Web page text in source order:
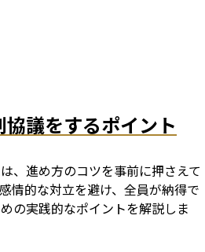
議をするポイント
、進め方のコツを事前に押さえて
情的な対立を避け、全員が納得で
の実践的なポイントを解説しま